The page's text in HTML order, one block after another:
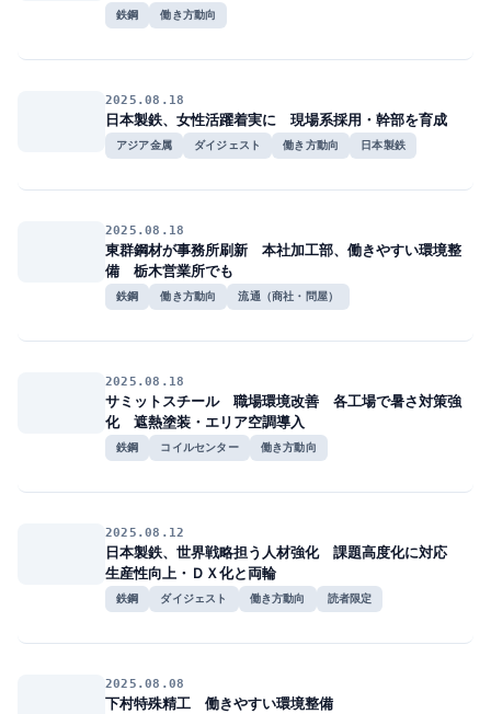
鉄鋼 働き方動向
2025.08.18
日本製鉄、女性活躍着実に 現場系採用・幹部を育成
アジア金属 ダイジェスト 働き方動向 日本製鉄
2025.08.18
東群鋼材が事務所刷新 本社加工部、働きやすい環境整
備 栃木営業所でも
鉄鋼 働き方動向 流通（商社・問屋）
2025.08.18
サミットスチール 職場環境改善 各工場で暑さ対策強
化 遮熱塗装・エリア空調導入
鉄鋼 コイルセンター 働き方動向
2025.08.12
日本製鉄、世界戦略担う人材強化 課題高度化に対応
生産性向上・ＤＸ化と両輪
鉄鋼 ダイジェスト 働き方動向 読者限定
2025.08.08
下村特殊精工 働きやすい環境整備